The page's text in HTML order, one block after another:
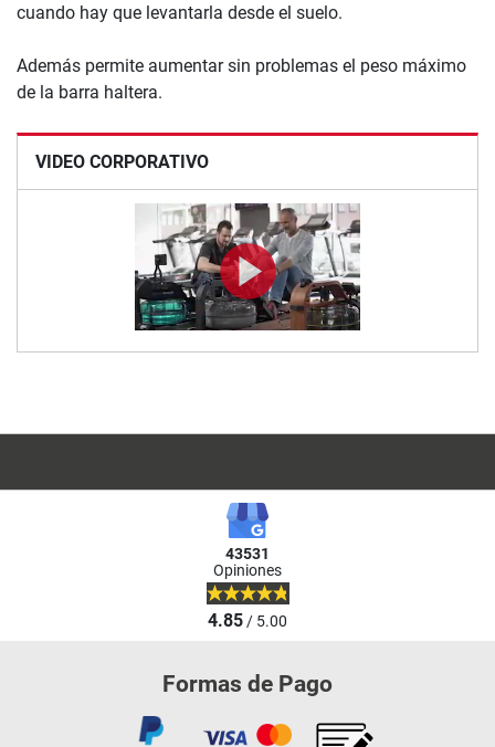
VIDEO CORPORATIVO
cuando hay que levantarla desde el suelo.
Además permite aumentar sin problemas el peso máximo
de la barra haltera.
43531
Opiniones
4.85/ 5.00
Formas de Pago